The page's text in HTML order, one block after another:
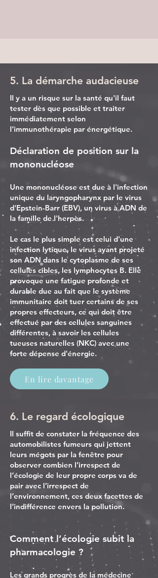
5. La démarche audacieuse
Il y a un risque sur la santé qu'il faut
tester dès que possible et traiter
immédiatement selon
l’immunothérapie par énergétique.
Déclaration de position sur la
mononucléose
Une mononucléose est due à l'infection
unique du laryngopharynx par le virus
d'Epstein-Barr (EBV), un virus à ADN de
la famille de l'herpès.
Le cas le plus simple est celui d'une
infection lytique, le virus ayant projeté
son ADN dans le cytoplasme de ses
cellules cibles, les lymphocytes B. Elle
provoque une fatigue profonde et
durable due au fait que le système
immunitaire doit tuer certains de ses
propres effecteurs, ce qui doit être
effectué par des cellules sanguines
différentes, à savoir les cellules
tueuses naturelles (NKC) avec une
forte dépense d'énergie.
En lire davantage
6. Le regard écologique
Il suffit de constater la fréquence des
automobilistes fumeurs qui jettent
leurs mégots par la fenêtre pour
observer combien l’irrespect de
l’écologie de leur propre corps va de
pair avec l’irrespect de
l’environnement, ces deux facettes de
l’indifférence envers la pollution.
Comment l’écologie subit la
pharmacologie ?
Les grands progrès de la médecine